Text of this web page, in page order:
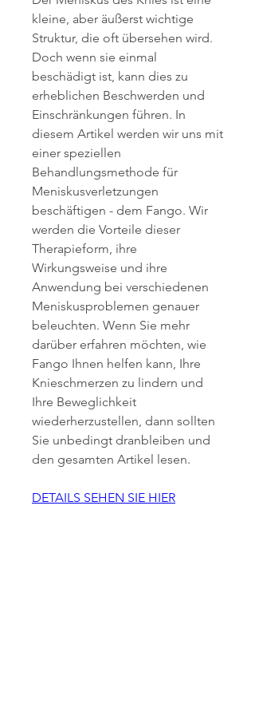
kleine, aber äußerst wichtige
Struktur, die oft übersehen wird.
Doch wenn sie einmal
beschädigt ist, kann dies zu
erheblichen Beschwerden und
Einschränkungen führen. In
diesem Artikel werden wir uns mit
einer speziellen
Behandlungsmethode für
Meniskusverletzungen
beschäftigen - dem Fango. Wir
werden die Vorteile dieser
Therapieform, ihre
Wirkungsweise und ihre
Anwendung bei verschiedenen
Meniskusproblemen genauer
beleuchten. Wenn Sie mehr
darüber erfahren möchten, wie
Fango Ihnen helfen kann, Ihre
Knieschmerzen zu lindern und
Ihre Beweglichkeit
wiederherzustellen, dann sollten
Sie unbedingt dranbleiben und
den gesamten Artikel lesen.
DETAILS SEHEN SIE HIER